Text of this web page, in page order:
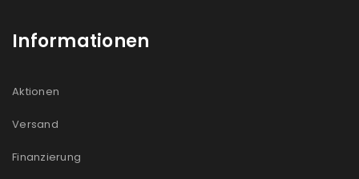
Informationen
Aktionen
Versand
Finanzierung